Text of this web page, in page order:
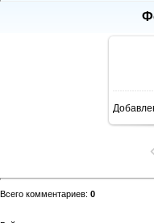
Всего комментариев: 0